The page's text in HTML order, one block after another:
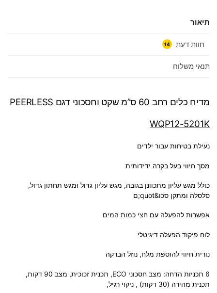
תיאור
חוות דעת 14
תנאי משלוח
מדיח כלים רחב 60 ס”מ שקט וחסכוני דגם PEERLESS
WQP12-5201K
נעילת בטיחות עבור ילדים
מסך חיווי בעל בקרה ידידותית
כולל מגש עליון מתכוונן בגובה, מגש עליון גדול ומגש תחתון גדול,
סלסלה ומתקן סכו&quot;ם
אפשרות להפעלה עם חצי כמות המים
לוח פיקוד הפעלה דיגיטלי
נורית חיווי להוספת מלח, נוזל הברקה
6 תכניות הדחה: מצב חסכוני ECO, תכנית זכוכית, מצב 90 דקות,
תכנית מהירה (30 דקות) , ניקוי רגיל,